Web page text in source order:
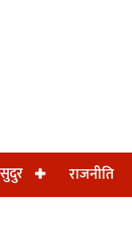
सुदुर राजनीति